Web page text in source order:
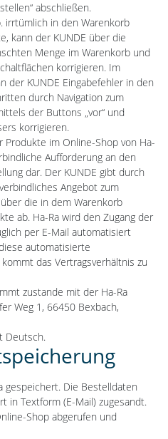
abschließen.
irrtümlich in den Warenkorb
kann der KUNDE über die
Menge im Warenkorb und
korrigieren. Im
der KUNDE Eingabefehler in den
durch Navigation zum
der Buttons „vor“ und
korrigieren.
Produkte im Online-Shop von Ha-
Aufforderung an den
dar. Der KUNDE gibt durch
Angebot zum
die in dem Warenkorb
ab. Ha-Ra wird den Zugang der
per E-Mail automatisiert
automatisierte
das Vertragsverhältnis zu
zustande mit der Ha-Ra
Weg 1, 66450 Bexbach,
Deutsch.
gespeichert. Die Bestelldaten
in Textform (E-Mail) zugesandt.
Shop abgerufen und